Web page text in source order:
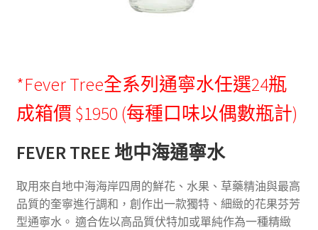
*Fever Tree全系列通寧水任選24瓶
成箱價 $1950 (每種口味以偶數瓶計)
FEVER TREE 地中海通寧水
取用來自地中海海岸四周的鮮花、水果、草藥精油與最高
品質的奎寧進行調和，創作出一款獨特、細緻的花果芬芳
型通寧水。 適合佐以高品質伏特加或單純作為一種精緻